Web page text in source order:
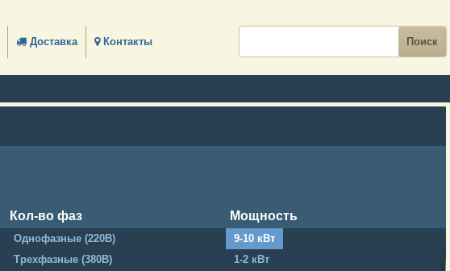
Доставка Контакты
Кол-во фаз
Однофазные (220В)
Трехфазные (380В)
Мощность
9-10 кВт
1-2 кВт